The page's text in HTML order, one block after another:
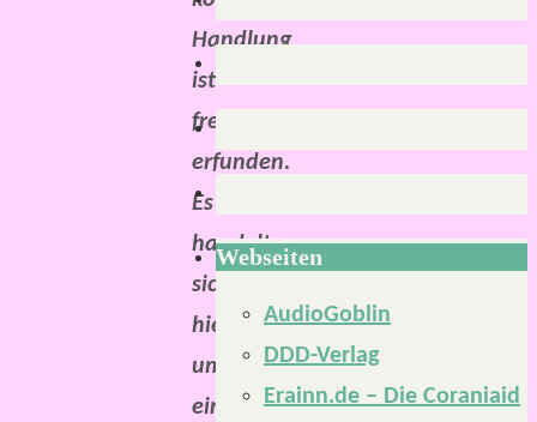
Handlung
ist
frei
erfunden.
Es
handelt
sich
hierbei
um
einen
Webseiten
AudioGoblin
DDD-Verlag
Erainn.de – Die Coraniaid